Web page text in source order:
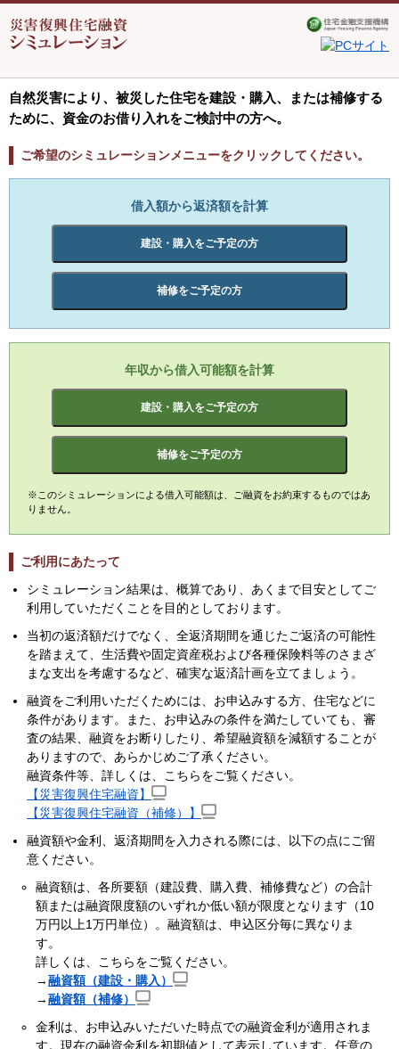
自然災害により、被災した住宅を建設・購入、または補修する
ために、資金のお借り入れをご検討中の方へ。
ご希望のシミュレーションメニューをクリックしてください。
借入額から返済額を計算
建設・購入をご予定の方
補修をご予定の方
年収から借入可能額を計算
建設・購入をご予定の方
補修をご予定の方
※このシミュレーションによる借入可能額は、ご融資をお約束するものではあ
りません。
ご利用にあたって
シミュレーション結果は、概算であり、あくまで目安としてご
利用していただくことを目的としております。
当初の返済額だけでなく、全返済期間を通じたご返済の可能性
を踏まえて、生活費や固定資産税および各種保険料等のさまざ
まな支出を考慮するなど、確実な返済計画を立てましょう。
融資をご利用いただくためには、お申込みする方、住宅などに
条件があります。また、お申込みの条件を満たしていても、審
査の結果、融資をお断りしたり、希望融資額を減額することが
ありますので、あらかじめご了承ください。
融資条件等、詳しくは、こちらをご覧ください。
【災害復興住宅融資】
【災害復興住宅融資（補修）】
融資額や金利、返済期間を入力される際には、以下の点にご留
意ください。
融資額は、各所要額（建設費、購入費、補修費など）の合計
額または融資限度額のいずれか低い額が限度となります（10
万円以上1万円単位）。融資額は、申込区分毎に異なりま
す。
詳しくは、こちらをご覧ください。
→融資額（建設・購入）
→融資額（補修）
金利は、お申込みいただいた時点での融資金利が適用されま
す。現在の融資金利を初期値として表示しています。任意の